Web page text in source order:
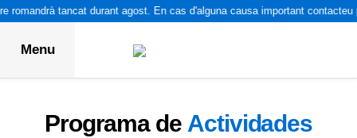
romandrà tancat durant agost. En cas d'alguna causa important contacteu
Menu
Programa de Actividades